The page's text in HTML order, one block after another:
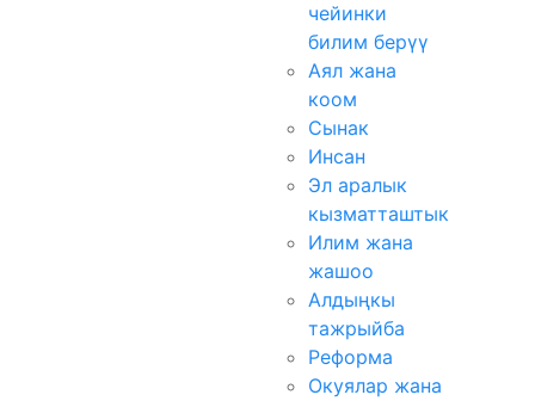
чейинки
билим берүү
Аял жана
коом
Сынак
Инсан
Эл аралык
кызматташтык
Илим жана
жашоо
Алдыңкы
тажрыйба
Реформа
Окуялар жана